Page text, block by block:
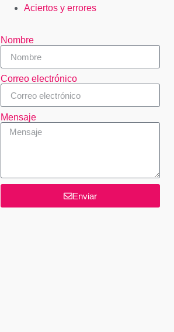
Aciertos y errores
Nombre
Correo electrónico
Mensaje
Enviar